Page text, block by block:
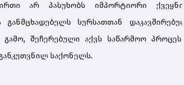
არ პასუხობს იმპორტიორი ქვეყნის
სურსათთან დაკავშირებულ
გამო, შეჩერებული აქვს საწარმოო პროცესი,
საქონელს.